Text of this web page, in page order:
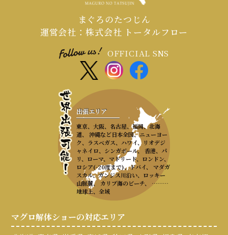
まぐろのたつじん
運営会社：株式会社 トータルフロー
OFFICIAL SNS
出張エリア
東京、大阪、名古屋、福岡、北海
道、 沖縄など日本全国、ニューヨー
ク、ラスベガス、ハワイ、リオデジ
ャネイロ、シンガポール、 香港、パ
リ、ローマ、マドリード、ロンドン、
ロシア(-20度まで)、ドバイ、 マダガ
スカル、ガンジス川沿い、ロッキー
山脈麓、 カリブ海のビーチ、 ………
地球上、全域
マグロ解体ショーの対応エリア